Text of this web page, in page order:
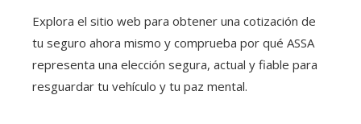
Explora el sitio web para obtener una cotización de
tu seguro ahora mismo y comprueba por qué ASSA
representa una elección segura, actual y fiable para
resguardar tu vehículo y tu paz mental.